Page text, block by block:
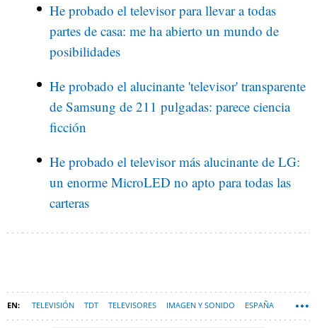
He probado el televisor para llevar a todas
partes de casa: me ha abierto un mundo de
posibilidades
He probado el alucinante 'televisor' transparente
de Samsung de 211 pulgadas: parece ciencia
ficción
He probado el televisor más alucinante de LG:
un enorme MicroLED no apto para todas las
carteras
TELEVISIÓN TDT TELEVISORES IMAGEN Y SONIDO ESPAÑA